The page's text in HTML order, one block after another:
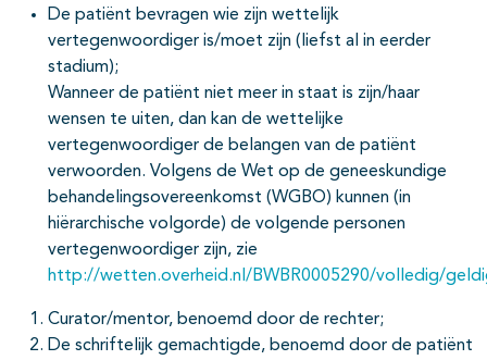
De patiënt bevragen wie zijn wettelijk
vertegenwoordiger is/moet zijn (liefst al in eerder
stadium);
Wanneer de patiënt niet meer in staat is zijn/haar
wensen te uiten, dan kan de wettelijke
vertegenwoordiger de belangen van de patiënt
verwoorden. Volgens de Wet op de geneeskundige
behandelingsovereenkomst (WGBO) kunnen (in
hiërarchische volgorde) de volgende personen
vertegenwoordiger zijn, zie
http://wetten.overheid.nl/BWBR0005290/volledig/
Curator/mentor, benoemd door de rechter;
De schriftelijk gemachtigde, benoemd door de patiënt